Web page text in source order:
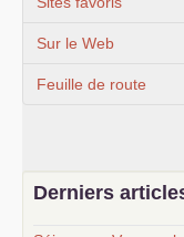
Sur le Web
Feuille de route
Derniers